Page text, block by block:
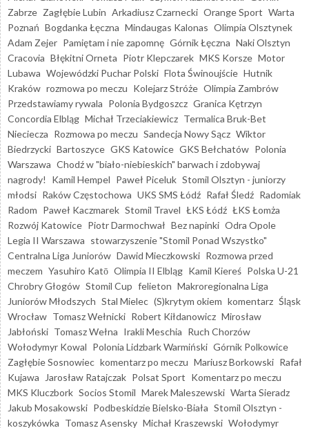
Zabrze Zagłębie Lubin Arkadiusz Czarnecki Orange Sport Warta
Poznań Bogdanka Łęczna Mindaugas Kalonas Olimpia Olsztynek
Adam Zejer Pamiętam i nie zapomnę Górnik Łęczna Naki Olsztyn
Cracovia Błękitni Orneta Piotr Klepczarek MKS Korsze Motor
Lubawa Wojewódzki Puchar Polski Flota Świnoujście Hutnik
Kraków rozmowa po meczu Kolejarz Stróże Olimpia Zambrów
Przedstawiamy rywala Polonia Bydgoszcz Granica Kętrzyn
Concordia Elbląg Michał Trzeciakiewicz Termalica Bruk-Bet
Nieciecza Rozmowa po meczu Sandecja Nowy Sącz Wiktor
Biedrzycki Bartoszyce GKS Katowice GKS Bełchatów Polonia
Warszawa Chodź w "biało-niebieskich" barwach i zdobywaj
nagrody!
Kamil Hempel Paweł Piceluk Stomil Olsztyn - juniorzy
młodsi Raków Częstochowa UKS SMS Łódź Rafał Śledź Radomiak
Radom Paweł Kaczmarek Stomil Travel ŁKS Łódź ŁKS Łomża
Rozwój Katowice Piotr Darmochwał Bez napinki Odra Opole
Legia II Warszawa stowarzyszenie "Stomil Ponad Wszystko"
Centralna Liga Juniorów Dawid Mieczkowski Rozmowa przed
meczem Yasuhiro Katō Olimpia II Elbląg Kamil Kiereś Polska U-21
Chrobry Głogów Stomil Cup felieton Makroregionalna Liga
Juniorów Młodszych Stal Mielec (S)krytym okiem komentarz Śląsk
Wrocław Tomasz Wełnicki Robert Kiłdanowicz Mirosław
Jabłoński Tomasz Wełna Irakli Meschia Ruch Chorzów
Wołodymyr Kowal Polonia Lidzbark Warmiński Górnik Polkowice
Zagłębie Sosnowiec komentarz po meczu Mariusz Borkowski Rafał
Kujawa
Jarosław Ratajczak Polsat Sport Komentarz po meczu
MKS Kluczbork Socios Stomil Marek Maleszewski Warta Sieradz
Jakub Mosakowski Podbeskidzie Bielsko-Biała Stomil Olsztyn -
koszykówka Tomasz Asensky Michał Kraszewski Wołodymyr